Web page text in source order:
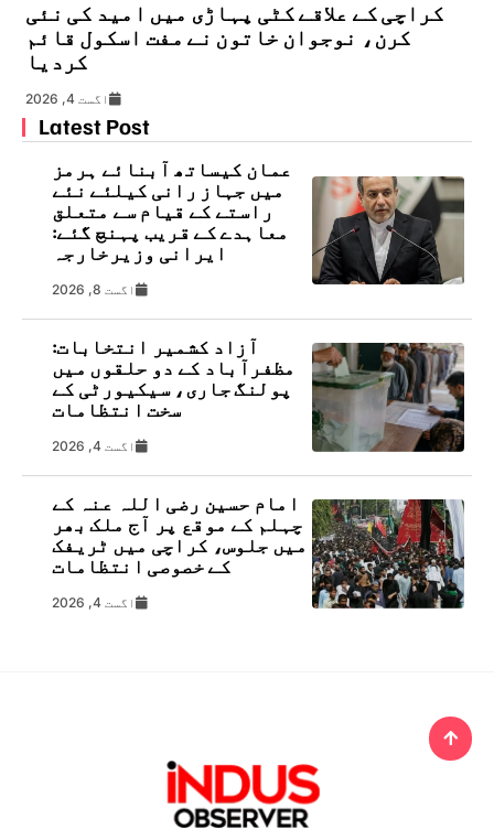
کراچی کے علاقے کٹی پہاڑی میں امید کی نئی
کرن، نوجوان خاتون نے مفت اسکول قائم
کردیا
اگست 4, 2026
Latest Post
عمان کیساتھ آبنائے ہرمز
میں جہاز رانی کیلئے نئے
راستے کے قیام سے متعلق
معاہدے کے قریب پہنچ گئے:
ایرانی وزیرخارجہ
اگست 8, 2026
آزاد کشمیر انتخابات:
مظفرآباد کے دو حلقوں میں
پولنگ جاری، سیکیورٹی کے
سخت انتظامات
اگست 4, 2026
امام حسین رضی اللہ عنہ کے
چہلم کے موقع پر آج ملک بھر
میں جلوس، کراچی میں ٹریفک
کے خصوصی انتظامات
اگست 4, 2026